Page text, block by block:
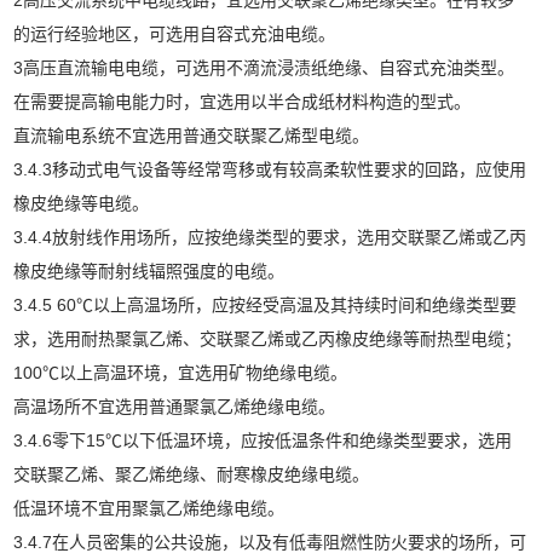
的运行经验地区，可选用自容式充油电缆。
3高压直流输电电缆，可选用不滴流浸渍纸绝缘、自容式充油类型。
在需要提高输电能力时，宜选用以半合成纸材料构造的型式。
直流输电系统不宜选用普通交联聚乙烯型电缆。
3.4.3移动式电气设备等经常弯移或有较高柔软性要求的回路，应使用
橡皮绝缘等电缆。
3.4.4放射线作用场所，应按绝缘类型的要求，选用交联聚乙烯或乙丙
橡皮绝缘等耐射线辐照强度的电缆。
3.4.5 60℃以上高温场所，应按经受高温及其持续时间和绝缘类型要
求，选用耐热聚氯乙烯、交联聚乙烯或乙丙橡皮绝缘等耐热型电缆；
100℃以上高温环境，宜选用矿物绝缘电缆。
高温场所不宜选用普通聚氯乙烯绝缘电缆。
3.4.6零下15℃以下低温环境，应按低温条件和绝缘类型要求，选用
交联聚乙烯、聚乙烯绝缘、耐寒橡皮绝缘电缆。
低温环境不宜用聚氯乙烯绝缘电缆。
3.4.7在人员密集的公共设施，以及有低毒阻燃性防火要求的场所，可